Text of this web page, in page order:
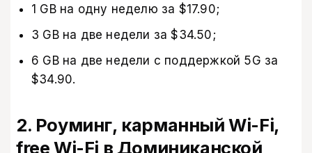
1 GB на одну неделю за $17.90;
3 GB на две недели за $34.50;
6 GB на две недели с поддержкой 5G за
$34.90.
2. Роуминг, карманный Wi-Fi​,
free Wi-Fi​ в Доминиканской